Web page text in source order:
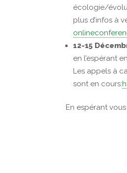
écologie/
plus d’infos à
12-15
en l’espérant
Les appels à
sont en cours:
En espérant